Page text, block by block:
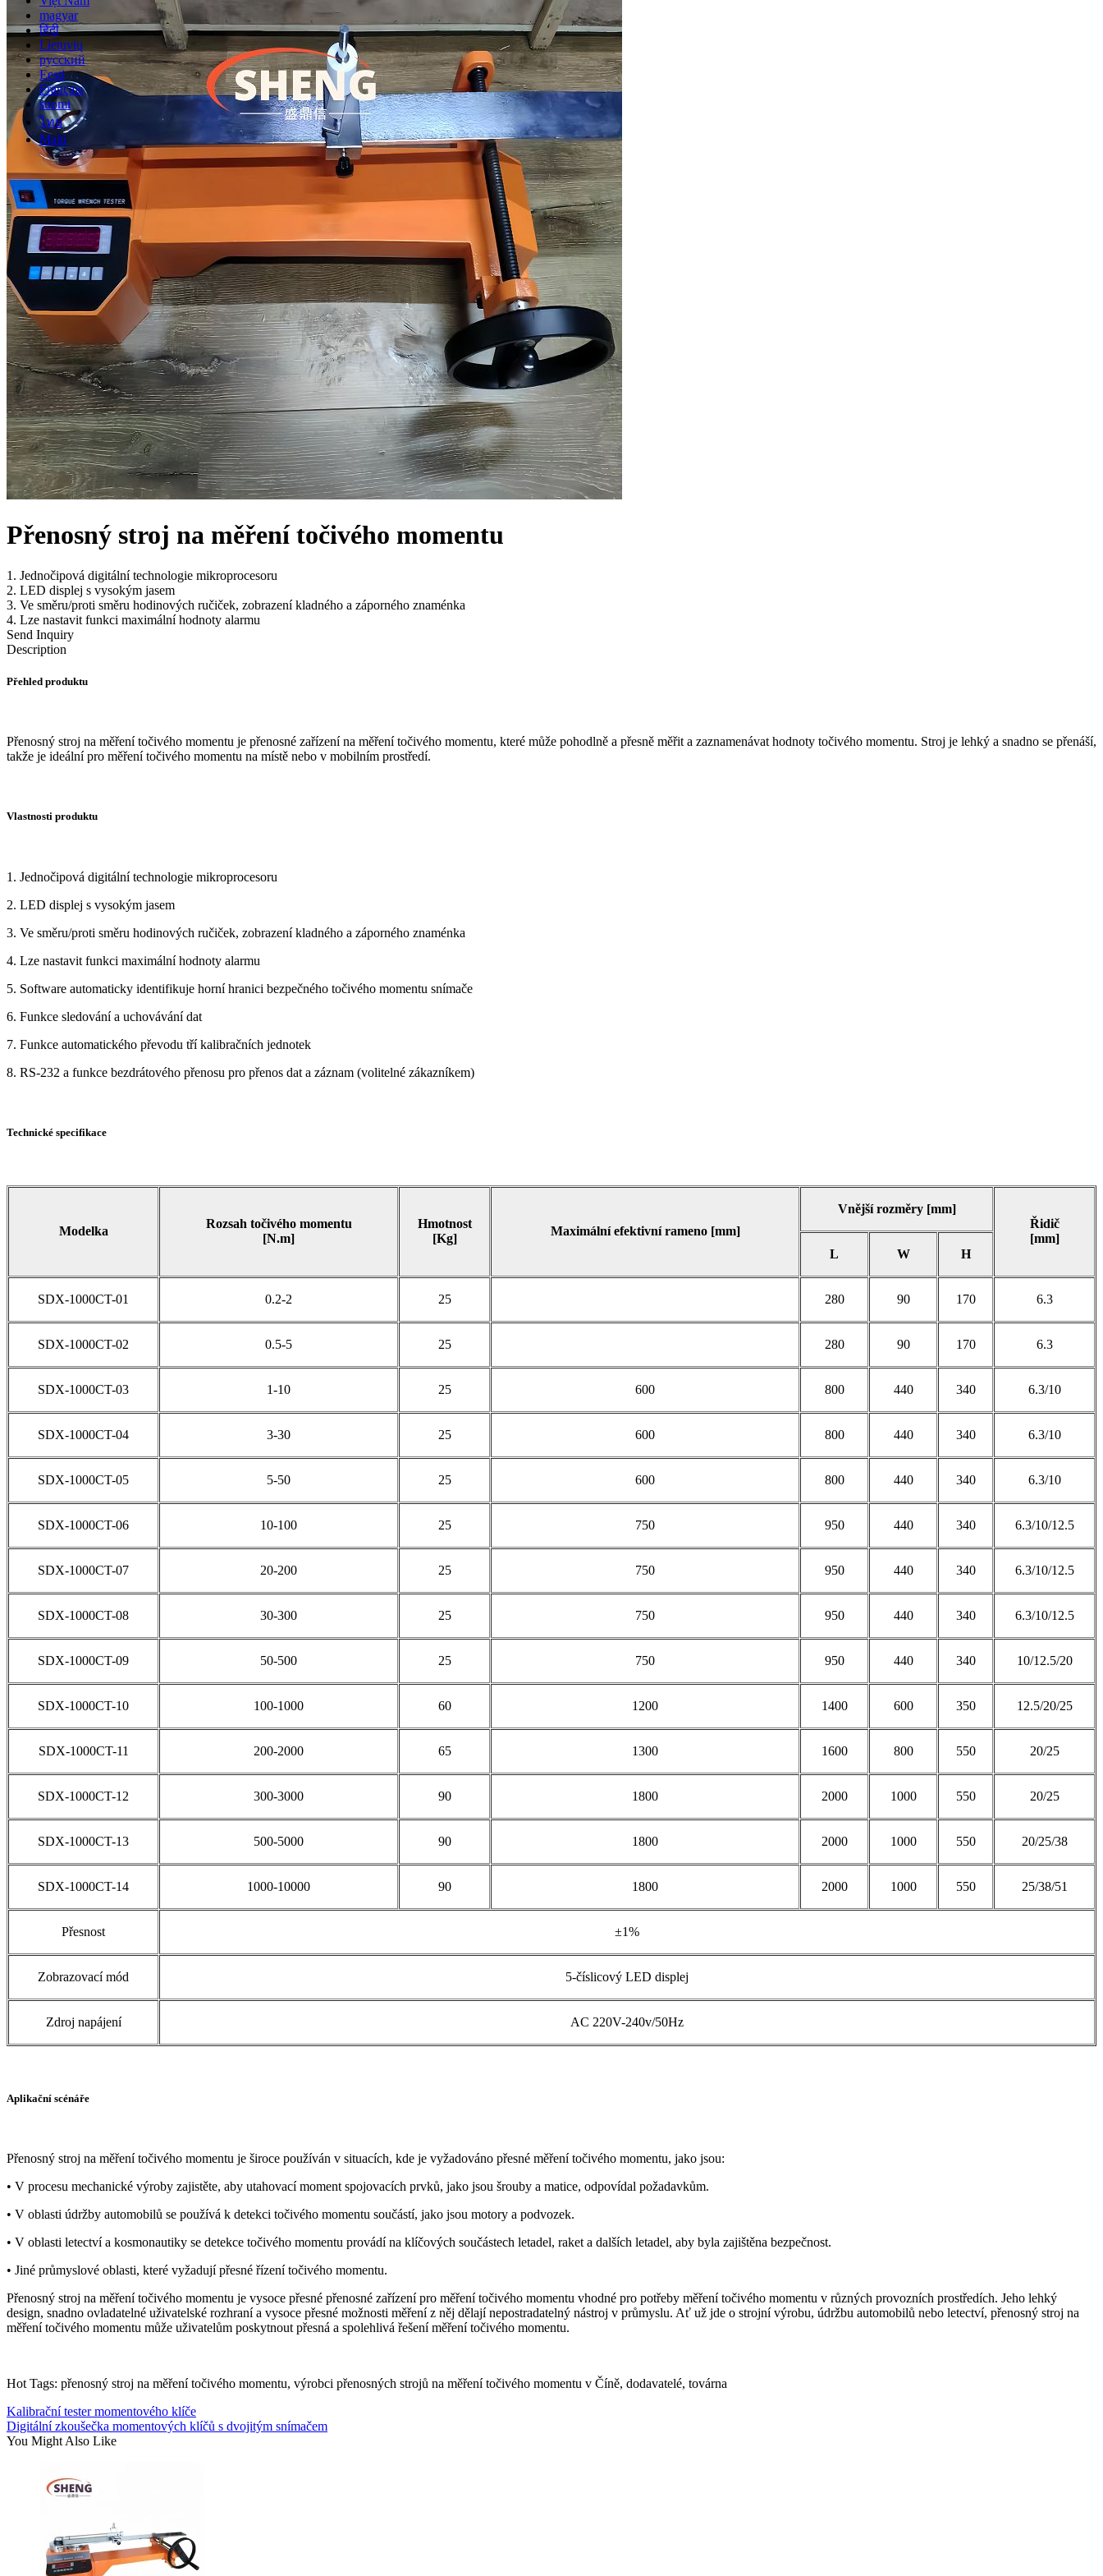
magyar
हिंदी
Lietuvių
русский
Eesti
Français
suomi
ไทย
Malti
Přenosný stroj na měření točivého momentu
1. Jednočipová digitální technologie mikroprocesoru
2. LED displej s vysokým jasem
3. Ve směru/proti směru hodinových ručiček, zobrazení kladného a záporného znaménka
4. Lze nastavit funkci maximální hodnoty alarmu
Send Inquiry
Description
Přehled produktu
Přenosný stroj na měření točivého momentu je přenosné zařízení na měření točivého momentu, které může pohodlně a přesně měřit a zaznamenávat hodnoty točivého momentu. Stroj je lehký a snadno se přenáší,
takže je ideální pro měření točivého momentu na místě nebo v mobilním prostředí.
Vlastnosti produktu
1. Jednočipová digitální technologie mikroprocesoru
2. LED displej s vysokým jasem
3. Ve směru/proti směru hodinových ručiček, zobrazení kladného a záporného znaménka
4. Lze nastavit funkci maximální hodnoty alarmu
5. Software automaticky identifikuje horní hranici bezpečného točivého momentu snímače
6. Funkce sledování a uchovávání dat
7. Funkce automatického převodu tří kalibračních jednotek
8. RS-232 a funkce bezdrátového přenosu pro přenos dat a záznam (volitelné zákazníkem)
Technické specifikace
Modelka
Rozsah točivého momentu
[N.m]
Hmotnost
[Kg]
Maximální efektivní rameno [mm]
Vnější rozměry [mm]
Řidič
[mm]
L
W H
SDX-1000CT-01 0.2-2 25 280 90 170 6.3
SDX-1000CT-02 0.5-5 25 280 90 170 6.3
SDX-1000CT-03 1-10 25 600 800 440 340 6.3/10
SDX-1000CT-04 3-30 25 600 800 440 340 6.3/10
SDX-1000CT-05 5-50 25 600 800 440 340 6.3/10
SDX-1000CT-06 10-100 25 750 950 440 340 6.3/10/12.5
SDX-1000CT-07 20-200 25 750 950 440 340 6.3/10/12.5
SDX-1000CT-08 30-300 25 750 950 440 340 6.3/10/12.5
SDX-1000CT-09 50-500 25 750 950 440 340 10/12.5/20
SDX-1000CT-10 100-1000 60 1200 1400 600 350 12.5/20/25
SDX-1000CT-11 200-2000 65 1300 1600 800 550 20/25
SDX-1000CT-12 300-3000 90 1800 2000 1000 550 20/25
SDX-1000CT-13 500-5000 90 1800 2000 1000 550 20/25/38
SDX-1000CT-14 1000-10000 90 1800 2000 1000 550 25/38/51
Přesnost ±1%
Zobrazovací mód 5-číslicový LED displej
Zdroj napájení AC 220V-240v/50Hz
Aplikační scénáře
Přenosný stroj na měření točivého momentu je široce používán v situacích, kde je vyžadováno přesné měření točivého momentu, jako jsou:
• V procesu mechanické výroby zajistěte, aby utahovací moment spojovacích prvků, jako jsou šrouby a matice, odpovídal požadavkům.
• V oblasti údržby automobilů se používá k detekci točivého momentu součástí, jako jsou motory a podvozek.
• V oblasti letectví a kosmonautiky se detekce točivého momentu provádí na klíčových součástech letadel, raket a dalších letadel, aby byla zajištěna bezpečnost.
• Jiné průmyslové oblasti, které vyžadují přesné řízení točivého momentu.
Přenosný stroj na měření točivého momentu je vysoce přesné přenosné zařízení pro měření točivého momentu vhodné pro potřeby měření točivého momentu v různých provozních prostředích. Jeho lehký
design, snadno ovladatelné uživatelské rozhraní a vysoce přesné možnosti měření z něj dělají nepostradatelný nástroj v průmyslu. Ať už jde o strojní výrobu, údržbu automobilů nebo letectví, přenosný stroj na
měření točivého momentu může uživatelům poskytnout přesná a spolehlivá řešení měření točivého momentu.
Hot Tags: přenosný stroj na měření točivého momentu, výrobci přenosných strojů na měření točivého momentu v Číně, dodavatelé, továrna
Kalibrační tester momentového klíče
Digitální zkoušečka momentových klíčů s dvojitým snímačem
You Might Also Like